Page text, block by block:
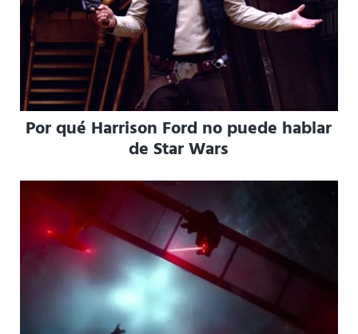
Por qué Harrison Ford no puede hablar
de Star Wars